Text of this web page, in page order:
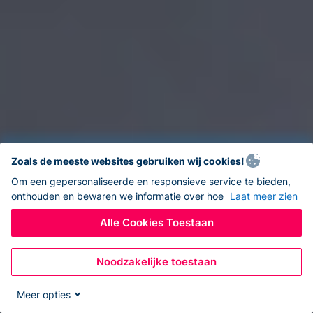
Zoals de meeste websites gebruiken wij cookies!
Om een gepersonaliseerde en responsieve service te bieden,
onthouden en bewaren we informatie over hoe Laat meer zien
Alle Cookies Toestaan
Noodzakelijke toestaan
Meer opties